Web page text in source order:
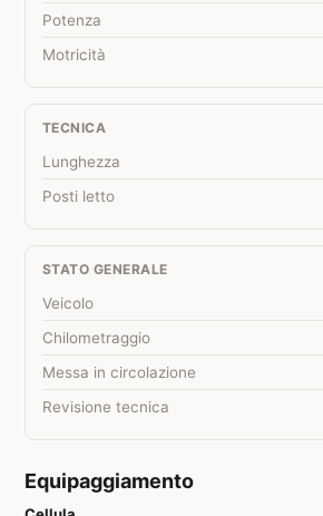
Potenza
Motricità
TECNICA
Lunghezza
Posti letto
STATO GENERALE
Veicolo
Chilometraggio
Messa in circolazione
Revisione tecnica
Equipaggiamento